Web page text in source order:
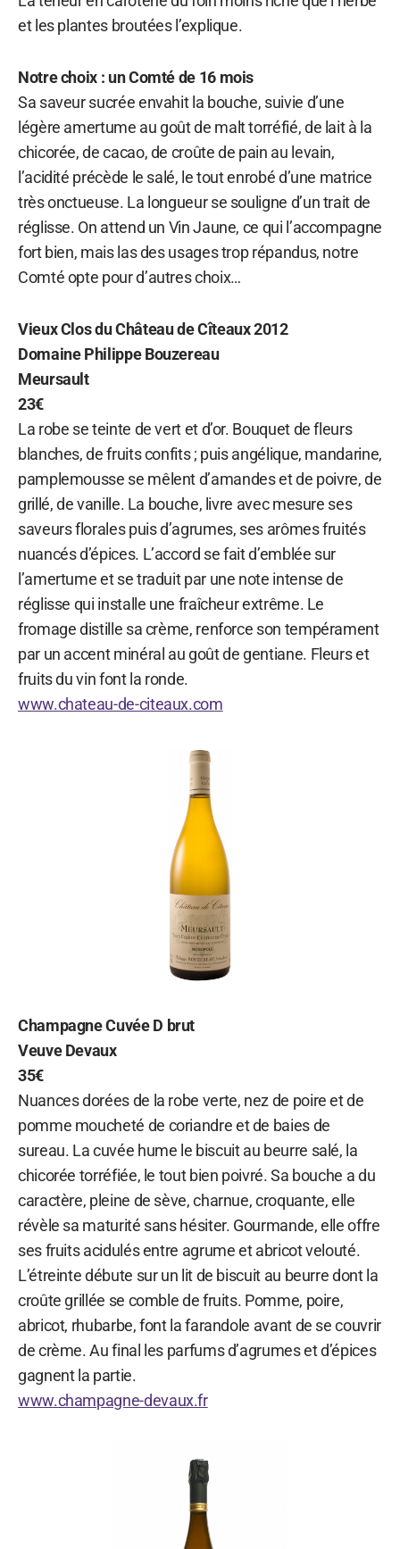
et les plantes broutées l’explique.
Notre choix : un Comté de 16 mois
Sa saveur sucrée envahit la bouche, suivie d’une
légère amertume au goût de malt torréfié, de lait à la
chicorée, de cacao, de croûte de pain au levain,
l’acidité précède le salé, le tout enrobé d’une matrice
très onctueuse. La longueur se souligne d’un trait de
réglisse. On attend un Vin Jaune, ce qui l’accompagne
fort bien, mais las des usages trop répandus, notre
Comté opte pour d’autres choix…
Vieux Clos du Château de Cîteaux 2012
Domaine Philippe Bouzereau
Meursault
23€
La robe se teinte de vert et d’or. Bouquet de fleurs
blanches, de fruits confits ; puis angélique, mandarine,
pamplemousse se mêlent d’amandes et de poivre, de
grillé, de vanille. La bouche, livre avec mesure ses
saveurs florales puis d’agrumes, ses arômes fruités
nuancés d’épices. L’accord se fait d’emblée sur
l’amertume et se traduit par une note intense de
réglisse qui installe une fraîcheur extrême. Le
fromage distille sa crème, renforce son tempérament
par un accent minéral au goût de gentiane. Fleurs et
fruits du vin font la ronde.
www.chateau-de-citeaux.com
Champagne Cuvée D brut
Veuve Devaux
35€
Nuances dorées de la robe verte, nez de poire et de
pomme moucheté de coriandre et de baies de
sureau. La cuvée hume le biscuit au beurre salé, la
chicorée torréfiée, le tout bien poivré. Sa bouche a du
caractère, pleine de sève, charnue, croquante, elle
révèle sa maturité sans hésiter. Gourmande, elle offre
ses fruits acidulés entre agrume et abricot velouté.
L’étreinte débute sur un lit de biscuit au beurre dont la
croûte grillée se comble de fruits. Pomme, poire,
abricot, rhubarbe, font la farandole avant de se couvrir
de crème. Au final les parfums d’agrumes et d’épices
gagnent la partie.
www.champagne-devaux.fr